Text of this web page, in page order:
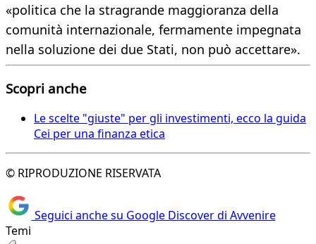
«politica che la stragrande maggioranza della
comunità internazionale, fermamente impegnata
nella soluzione dei due Stati, non può accettare».
Scopri anche
Le scelte "giuste" per gli investimenti, ecco la guida
Cei per una finanza etica
© RIPRODUZIONE RISERVATA
Seguici anche su Google Discover di Avvenire
Temi